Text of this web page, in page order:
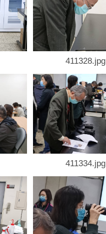
411328.jpg
411334.jpg